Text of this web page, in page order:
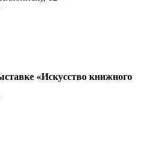
«Искусство книжного